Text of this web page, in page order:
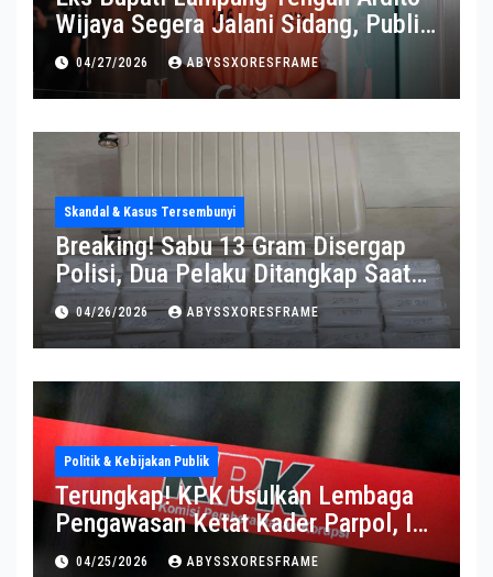
Wijaya Segera Jalani Sidang, Publik
Soroti Perkembangannya
04/27/2026 ABYSSXORESFRAME
Skandal & Kasus Tersembunyi
Breaking! Sabu 13 Gram Disergap
Polisi, Dua Pelaku Ditangkap Saat
Operasi Berlangsung Di Tempat
04/26/2026 ABYSSXORESFRAME
Politik & Kebijakan Publik
Terungkap! KPK Usulkan Lembaga
Pengawasan Ketat Kader Parpol, Ini
Alasannya
04/25/2026 ABYSSXORESFRAME